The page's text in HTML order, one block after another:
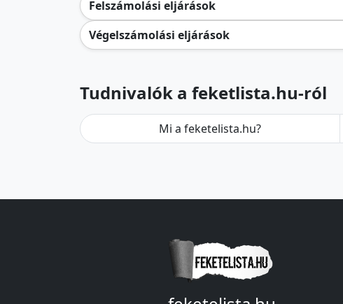
Felszámolási eljárások
Végelszámolási eljárások
Tudnivalók a feketlista.hu-ról
Mi a feketelista.hu?